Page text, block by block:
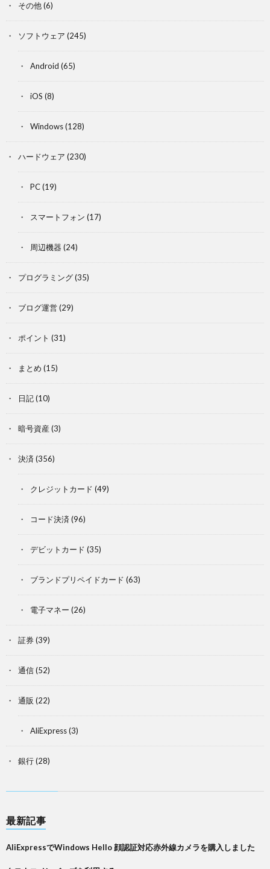
その他(6)
ソフトウェア (245)
Android (65)
iOS (8)
Windows(128)
ハードウェア (230)
PC(19)
スマートフォン (17)
周辺機器 (24)
プログラミング(35)
ブログ運営(29)
ポイント (31)
まとめ (15)
日記(10)
暗号資産 (3)
決済 (356)
クレジットカード (49)
コード決済 (96)
デビットカード (35)
ブランドプリペイドカード (63)
電子マネー (26)
証券(39)
通信(52)
通販 (22)
AliExpress(3)
銀行(28)
最新記事
AliExpressでWindows Hello 顔認証対応赤外線カメラを購入しました